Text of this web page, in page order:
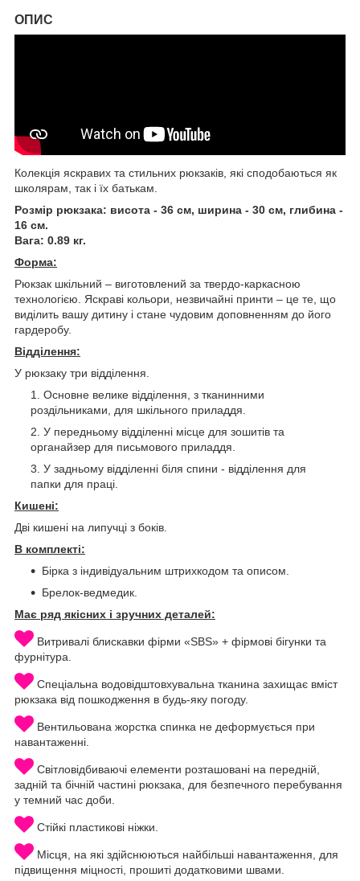
ОПИС
Колекція яскравих та стильних рюкзаків, які сподобаються як
школярам, так і їх батькам.
Розмір рюкзака: висота - 36 см, ширина - 30 см, глибина -
16 см.
Вага: 0.89 кг.
Форма:
Рюкзак шкільний – виготовлений за твердо-каркасною
технологією. Яскраві кольори, незвичайні принти – це те, що
виділить вашу дитину і стане чудовим доповненням до його
гардеробу.
Відділення:
У рюкзаку три відділення.
Основне велике відділення, з тканинними
роздільниками, для шкільного приладдя.
У передньому відділенні місце для зошитів та
органайзер для письмового приладдя.
У задньому відділенні біля спини - відділення для
папки для праці.
Кишені:
Дві кишені на липучці з боків.
В комплекті:
Бірка з індивідуальним штрихкодом та описом.
Брелок-ведмедик.
Має ряд якісних і зручних деталей:
Витривалі блискавки фірми «SBS» + фірмові бігунки та
фурнітура.
Спеціальна водовідштовхувальна тканина захищає вміст
рюкзака від пошкодження в будь-яку погоду.
Вентильована жорстка спинка не деформується при
навантаженні.
Світловідбиваючі елементи розташовані на передній,
задній та бічній частині рюкзака, для безпечного перебування
у темний час доби.
Стійкі пластикові ніжки.
Місця, на які здійснюються найбільші навантаження, для
підвищення міцності, прошиті додатковими швами.